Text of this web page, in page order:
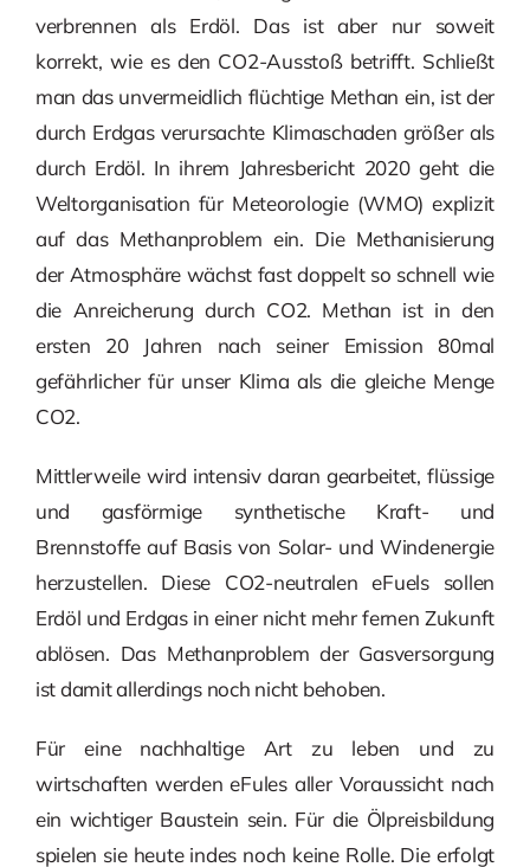
verbrennen als Erdöl. Das ist aber nur soweit
korrekt, wie es den CO2-Ausstoß betrifft. Schließt
man das unvermeidlich flüchtige Methan ein, ist der
durch Erdgas verursachte Klimaschaden größer als
durch Erdöl. In ihrem Jahresbericht 2020 geht die
Weltorganisation für Meteorologie (WMO) explizit
auf das Methanproblem ein. Die Methanisierung
der Atmosphäre wächst fast doppelt so schnell wie
die Anreicherung durch CO2. Methan ist in den
ersten 20 Jahren nach seiner Emission 80mal
gefährlicher für unser Klima als die gleiche Menge
CO2.
Mittlerweile wird intensiv daran gearbeitet, flüssige
und gasförmige synthetische Kraft- und
Brennstoffe auf Basis von Solar- und Windenergie
herzustellen. Diese CO2-neutralen eFuels sollen
Erdöl und Erdgas in einer nicht mehr fernen Zukunft
ablösen. Das Methanproblem der Gasversorgung
ist damit allerdings noch nicht behoben.
Für eine nachhaltige Art zu leben und zu
wirtschaften werden eFules aller Voraussicht nach
ein wichtiger Baustein sein. Für die Ölpreisbildung
spielen sie heute indes noch keine Rolle. Die erfolgt